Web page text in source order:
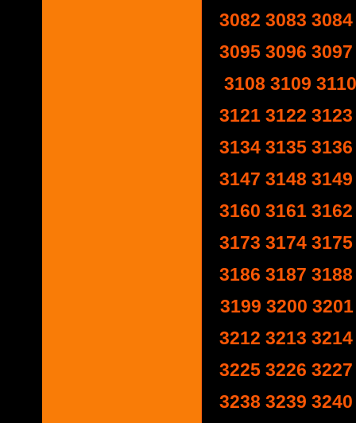
3082 3083 3084
3095 3096 3097
3108 3109 3110
3121 3122 3123
3134 3135 3136
3147 3148 3149
3160 3161 3162
3173 3174 3175
3186 3187 3188
3199 3200 3201
3212 3213 3214
3225 3226 3227
3238 3239 3240